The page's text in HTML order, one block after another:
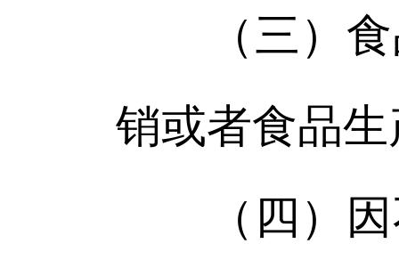
（三）食
销或者食品
（四）因